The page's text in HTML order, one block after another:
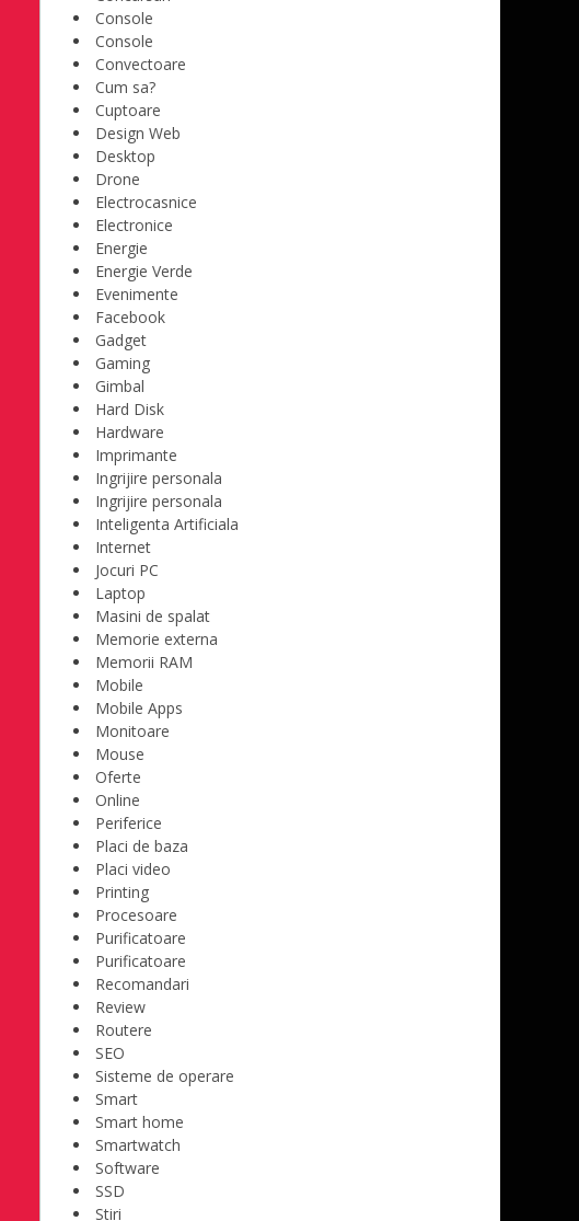
Console
Console
Convectoare
Cum sa?
Cuptoare
Design Web
Desktop
Drone
Electrocasnice
Electronice
Energie
Energie Verde
Evenimente
Facebook
Gadget
Gaming
Gimbal
Hard Disk
Hardware
Imprimante
Ingrijire personala
Ingrijire personala
Inteligenta Artificiala
Internet
Jocuri PC
Laptop
Masini de spalat
Memorie externa
Memorii RAM
Mobile
Mobile Apps
Monitoare
Mouse
Oferte
Online
Periferice
Placi de baza
Placi video
Printing
Procesoare
Purificatoare
Purificatoare
Recomandari
Review
Routere
SEO
Sisteme de operare
Smart
Smart home
Smartwatch
Software
SSD
Stiri